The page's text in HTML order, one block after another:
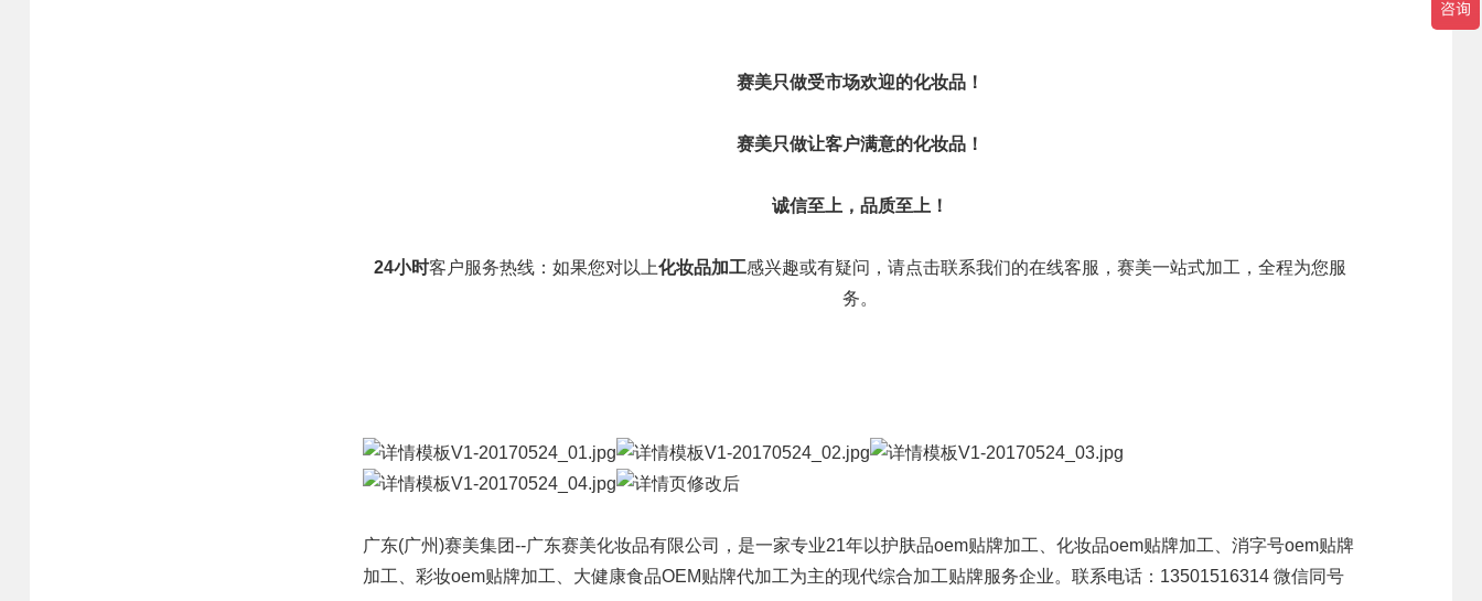
团队风采 赛美优品
赛美供应链
赛美只做受市场欢迎的化妆品！
赛美只做让客户满意的化妆品！
诚信至上，品质至上！
24小时客户服务热线：如果您对以上化妆品加工感兴趣或有疑问，请点击联系我们的在线客服，赛美一站式加工，全程为您服
务。
广东(广州)赛美集团--广东赛美化妆品有限公司
，是一家专业21年以护肤品oem贴牌加工、化妆品oem贴牌加工、消字号oem贴牌
加工、 彩妆oem贴牌加工、大健康食品OEM贴牌代加工为主的现代综合加工贴牌服务企业。联系电话：13501516314 微信同号